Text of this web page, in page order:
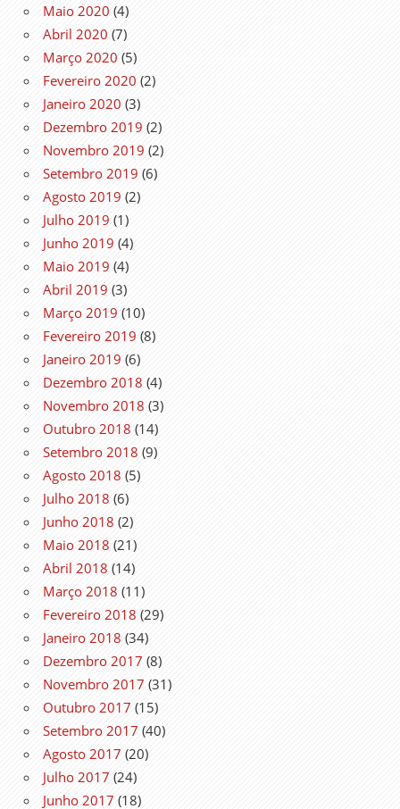
Maio 2020 (4)
Abril 2020 (7)
Março 2020 (5)
Fevereiro 2020 (2)
Janeiro 2020 (3)
Dezembro 2019 (2)
Novembro 2019 (2)
Setembro 2019 (6)
Agosto 2019 (2)
Julho 2019 (1)
Junho 2019 (4)
Maio 2019 (4)
Abril 2019 (3)
Março 2019 (10)
Fevereiro 2019 (8)
Janeiro 2019 (6)
Dezembro 2018 (4)
Novembro 2018 (3)
Outubro 2018 (14)
Setembro 2018 (9)
Agosto 2018 (5)
Julho 2018 (6)
Junho 2018 (2)
Maio 2018 (21)
Abril 2018 (14)
Março 2018 (11)
Fevereiro 2018 (29)
Janeiro 2018 (34)
Dezembro 2017 (8)
Novembro 2017 (31)
Outubro 2017 (15)
Setembro 2017 (40)
Agosto 2017 (20)
Julho 2017 (24)
Junho 2017 (18)